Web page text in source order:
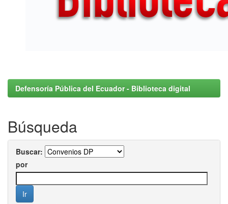
Defensoría Pública del Ecuador - Biblioteca digital
Búsqueda
Buscar:
por